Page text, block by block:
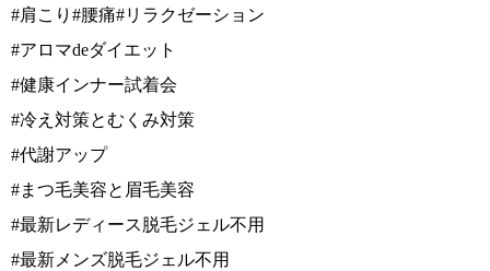
#肩こり#腰痛#リラクゼーション
#アロマdeダイエット
#健康インナー試着会
#冷え対策とむくみ対策
#代謝アップ
#まつ毛美容と眉毛美容
#最新レディース脱毛ジェル不用
#最新メンズ脱毛ジェル不用